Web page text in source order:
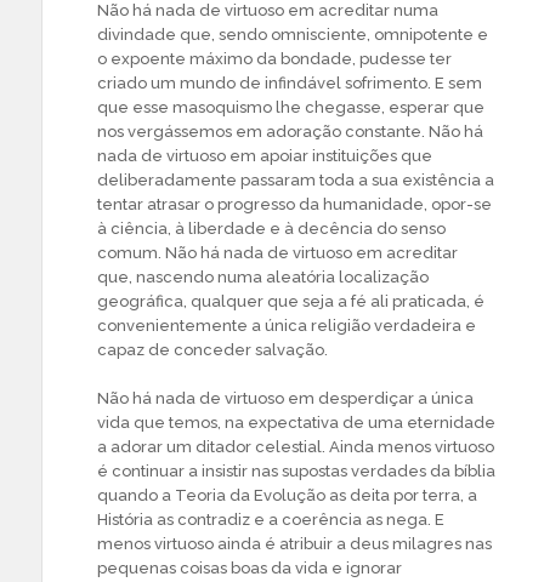
Não há nada de virtuoso em acreditar numa
divindade que, sendo omnisciente, omnipotente e
o expoente máximo da bondade, pudesse ter
criado um mundo de infindável sofrimento. E sem
que esse masoquismo lhe chegasse, esperar que
nos vergássemos em adoração constante. Não há
nada de virtuoso em apoiar instituições que
deliberadamente passaram toda a sua existência a
tentar atrasar o progresso da humanidade, opor-se
à ciência, à liberdade e à decência do senso
comum. Não há nada de virtuoso em acreditar
que, nascendo numa aleatória localização
geográfica, qualquer que seja a fé ali praticada, é
convenientemente a única religião verdadeira e
capaz de conceder salvação.
Não há nada de virtuoso em desperdiçar a única
vida que temos, na expectativa de uma eternidade
a adorar um ditador celestial. Ainda menos virtuoso
é continuar a insistir nas supostas verdades da bíblia
quando a Teoria da Evolução as deita por terra, a
História as contradiz e a coerência as nega. E
menos virtuoso ainda é atribuir a deus milagres nas
pequenas coisas boas da vida e ignorar